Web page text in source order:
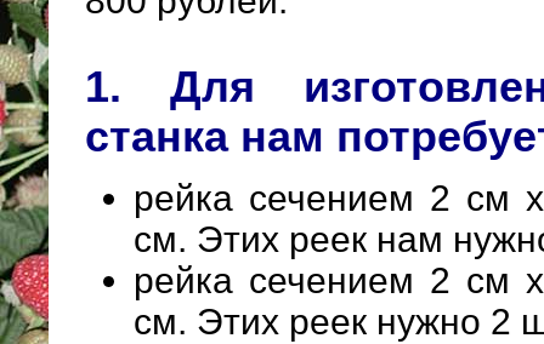
1. Для
станка нам
рейка сечением 2 см
см. Этих реек нам
рейка сечением 2 см
см. Этих реек нужно 2